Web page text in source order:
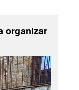
organizar